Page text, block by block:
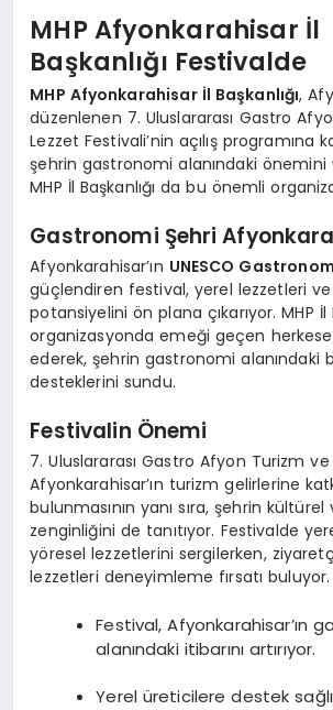
MHP Afyonkarahisar İl
Başkanlığı Festivalde
MHP Afyonkarahisar İl Başkanlığı,
düzenlenen 7. Uluslararası Gastro
Lezzet Festivali’nin açılış programına
şehrin gastronomi alanındaki önemini
MHP İl Başkanlığı da bu önemli
Gastronomi Şehri
Afyonkarahisar’ın UNESCO
güçlendiren festival, yerel lezzetleri
potansiyelini ön plana çıkarıyor. MHP İl
organizasyonda emeği geçen
ederek, şehrin gastronomi alanındaki
desteklerini sundu.
Festivalin Önemi
7. Uluslararası Gastro Afyon Turizm
Afyonkarahisar’ın turizm gelirlerine
bulunmasının yanı sıra, şehrin
zenginliğini de tanıtıyor. Festivalde
yöresel lezzetlerini sergilerken,
lezzetleri deneyimleme fırsatı buluyor.
Festival, Afyonkarahisar’ın
alanındaki itibarını artırıyor.
Yerel üreticilere destek